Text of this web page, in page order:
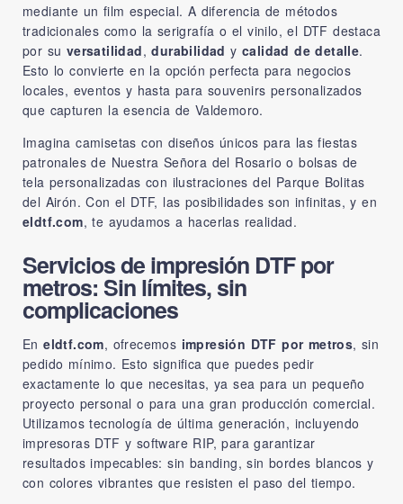
mediante un film especial. A diferencia de métodos
tradicionales como la serigrafía o el vinilo, el DTF destaca
por su versatilidad,durabilidad ycalidad de detalle.
Esto lo convierte en la opción perfecta para negocios
locales, eventos y hasta para souvenirs personalizados
que capturen la esencia de Valdemoro.
Imagina camisetas con diseños únicos para las fiestas
patronales de Nuestra Señora del Rosario o bolsas de
tela personalizadas con ilustraciones del Parque Bolitas
del Airón. Con el DTF, las posibilidades son infinitas, y en
eldtf.com, te ayudamos a hacerlas realidad.
Servicios de impresión DTF por
metros: Sin límites, sin
complicaciones
Eneldtf.com, ofrecemos impresión DTF por metros, sin
pedido mínimo. Esto significa que puedes pedir
exactamente lo que necesitas, ya sea para un pequeño
proyecto personal o para una gran producción comercial.
Utilizamos tecnología de última generación, incluyendo
impresoras DTF y software RIP, para garantizar
resultados impecables: sin banding, sin bordes blancos y
con colores vibrantes que resisten el paso del tiempo.